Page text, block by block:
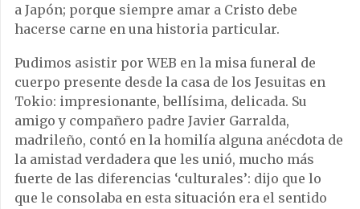
a Japón; porque siempre amar a Cristo debe
hacerse carne en una historia particular.
Pudimos asistir por WEB en la misa funeral de
cuerpo presente desde la casa de los Jesuitas en
Tokio: impresionante, bellísima, delicada. Su
amigo y compañero padre Javier Garralda,
madrileño, contó en la homilía alguna anécdota de
la amistad verdadera que les unió, mucho más
fuerte de las diferencias ‘culturales’: dijo que lo
que le consolaba en esta situación era el sentido